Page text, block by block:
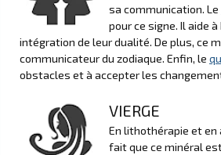
sa communication. Le
pour ce signe. Il aide
intégration de leur dualité. De plus, ce
communicateur du zodiaque. Enfin, le
obstacles et à accepter les
VIERGE
En lithothérapie et en
fait que ce minéral